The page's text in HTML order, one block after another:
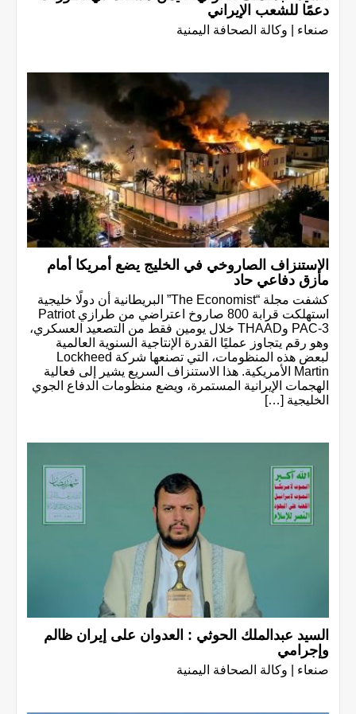
دعمًا للشعب الإيراني
صنعاء | وكالة الصحافة اليمنية
الاستنزاف الصاروخي في الخليج يضع أمريكا أمام
مأزق دفاعي حاد
كشفت مجلة “The Economist” البريطانية أن دولًا خليجية
استهلكت قرابة 800 صاروخ اعتراضي من طرازي Patriot
PAC-3 وTHAAD خلال يومين فقط من التصعيد العسكري،
وهو رقم يتجاوز عمليًا القدرة الإنتاجية السنوية العالمية
لبعض هذه المنظومات، التي تصنعها شركة Lockheed
Martin الأمريكية. هذا الاستنزاف السريع يشير إلى فعالية
الهجمات الإيرانية المستمرة، ويضع منظومات الدفاع الجوي
الخليجية […]
السيد عبدالملك الحوثي : العدوان على إيران ظالم
وإجرامي
صنعاء | وكالة الصحافة اليمنية